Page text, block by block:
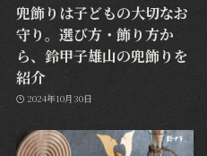
兜飾りは子どもの大切なお
守り。選び方・飾り方か
ら、鈴甲子雄山の兜飾りを
紹介
2024年10月30日